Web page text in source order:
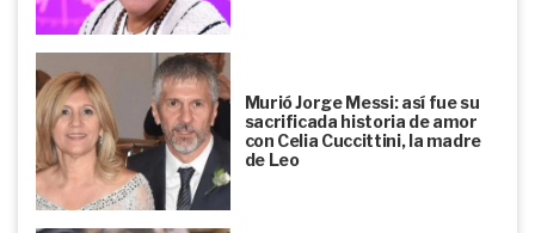
Murió Jorge Messi: así fue su
sacrificada historia de amor
con Celia Cuccittini, la madre
de Leo